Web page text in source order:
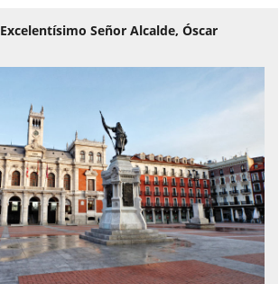
Excelentísimo Señor Alcalde, Óscar